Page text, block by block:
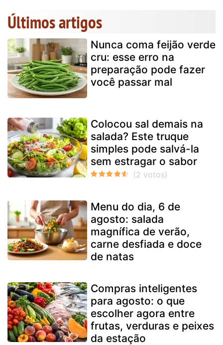
Últimos artigos
Nunca coma feijão verde
cru: esse erro na
preparação pode fazer
você passar mal
Colocou sal demais na
salada? Este truque
simples pode salvá-la
sem estragar o sabor
Menu do dia, 6 de
agosto: salada
magnífica de verão,
carne desfiada e doce
de natas
Compras inteligentes
para agosto: o que
escolher agora entre
frutas, verduras e peixes
da estação